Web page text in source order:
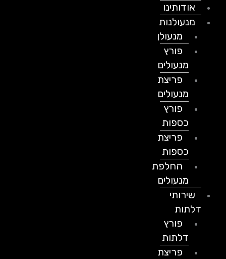
אודותינו
מנעולנות
מנעולן
פורץ
מנעולים
פריצת
מנעולים
פורץ
כספות
פריצת
כספות
החלפת
מנעולים
שירותי
דלתות
פורץ
דלתות
פריצת